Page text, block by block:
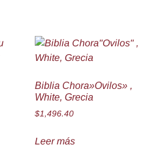
Biblia Chora»Ovilos» ,
White, Grecia
$1,496.40
Leer más